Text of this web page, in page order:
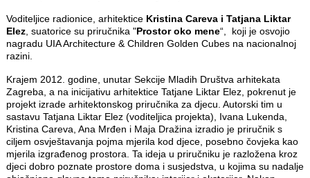
Voditeljice radionice, arhitektice Kristina Careva i Tatjana Liktar
Elez, suatorice su priručnika "Prostor oko mene“, koji je osvojio
nagradu UIA Architecture & Children Golden Cubes na nacionalnoj
razini.
Krajem 2012. godine, unutar Sekcije Mladih Društva arhitekata
Zagreba, a na inicijativu arhitektice Tatjane Liktar Elez, pokrenut je
projekt izrade arhitektonskog priručnika za djecu. Autorski tim u
sastavu Tatjana Liktar Elez (voditeljica projekta), Ivana Lukenda,
Kristina Careva, Ana Mrđen i Maja Dražina izradio je priručnik s
ciljem osvještavanja pojma mjerila kod djece, posebno čovjeka kao
mjerila izgrađenog prostora. Ta ideja u priručniku je razložena kroz
djeci dobro poznate prostore doma i susjedstva, u kojima su nadalje